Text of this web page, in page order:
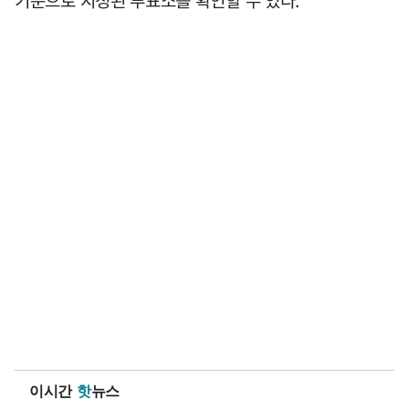
이시간 핫뉴스